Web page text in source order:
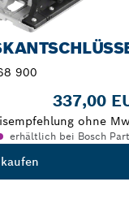
900
337,00
ohne
erhältlich bei Bosch